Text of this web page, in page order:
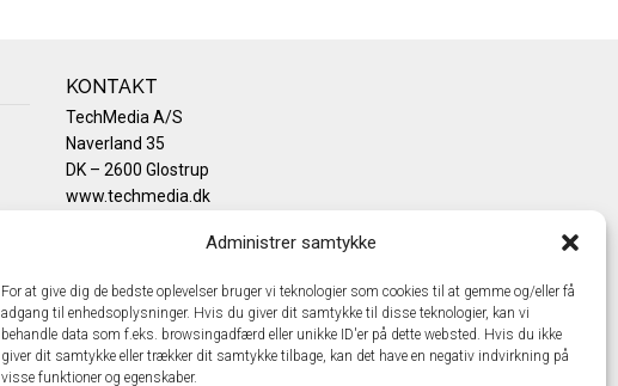
Administrer samtykke
For at give dig de bedste oplevelser bruger vi teknologier som cookies til at gemme og/eller få
adgang til enhedsoplysninger. Hvis du giver dit samtykke til disse teknologier, kan vi
behandle data som f.eks. browsingadfærd eller unikke ID'er på dette websted. Hvis du ikke
giver dit samtykke eller trækker dit samtykke tilbage, kan det have en negativ indvirkning på
visse funktioner og egenskaber.
KONTAKT
TechMedia A/S
Naverland 35
DK – 2600 Glostrup
www.techmedia.dk
info@techmedia.dk
Cookiepolitik